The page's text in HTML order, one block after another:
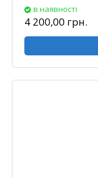
в наявності
4 200,00 грн.